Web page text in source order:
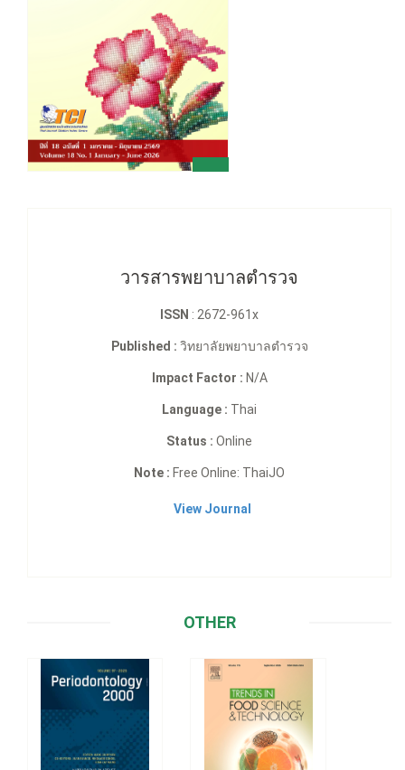
วารสารพยาบาลตํารวจ
ISSN : 2672-961x
Published : วิทยาลัยพยาบาลตำรวจ
Impact Factor : N/A
Language : Thai
Status : Online
Note : Free Online: ThaiJO
View Journal
OTHER